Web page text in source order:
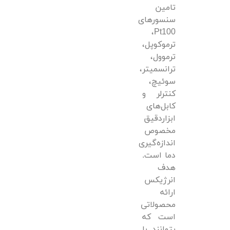
تامین
سنسورهای
Pt100،
ترموکوپل،
ترموول،
ترانسمیتر،
سوئیچ،
کنترلر و
کابل‌های
ابزاردقیق
مخصوص
اندازه‌گیری
دما است.
هدف
انرژیکس
ارائه
محصولاتی
است که